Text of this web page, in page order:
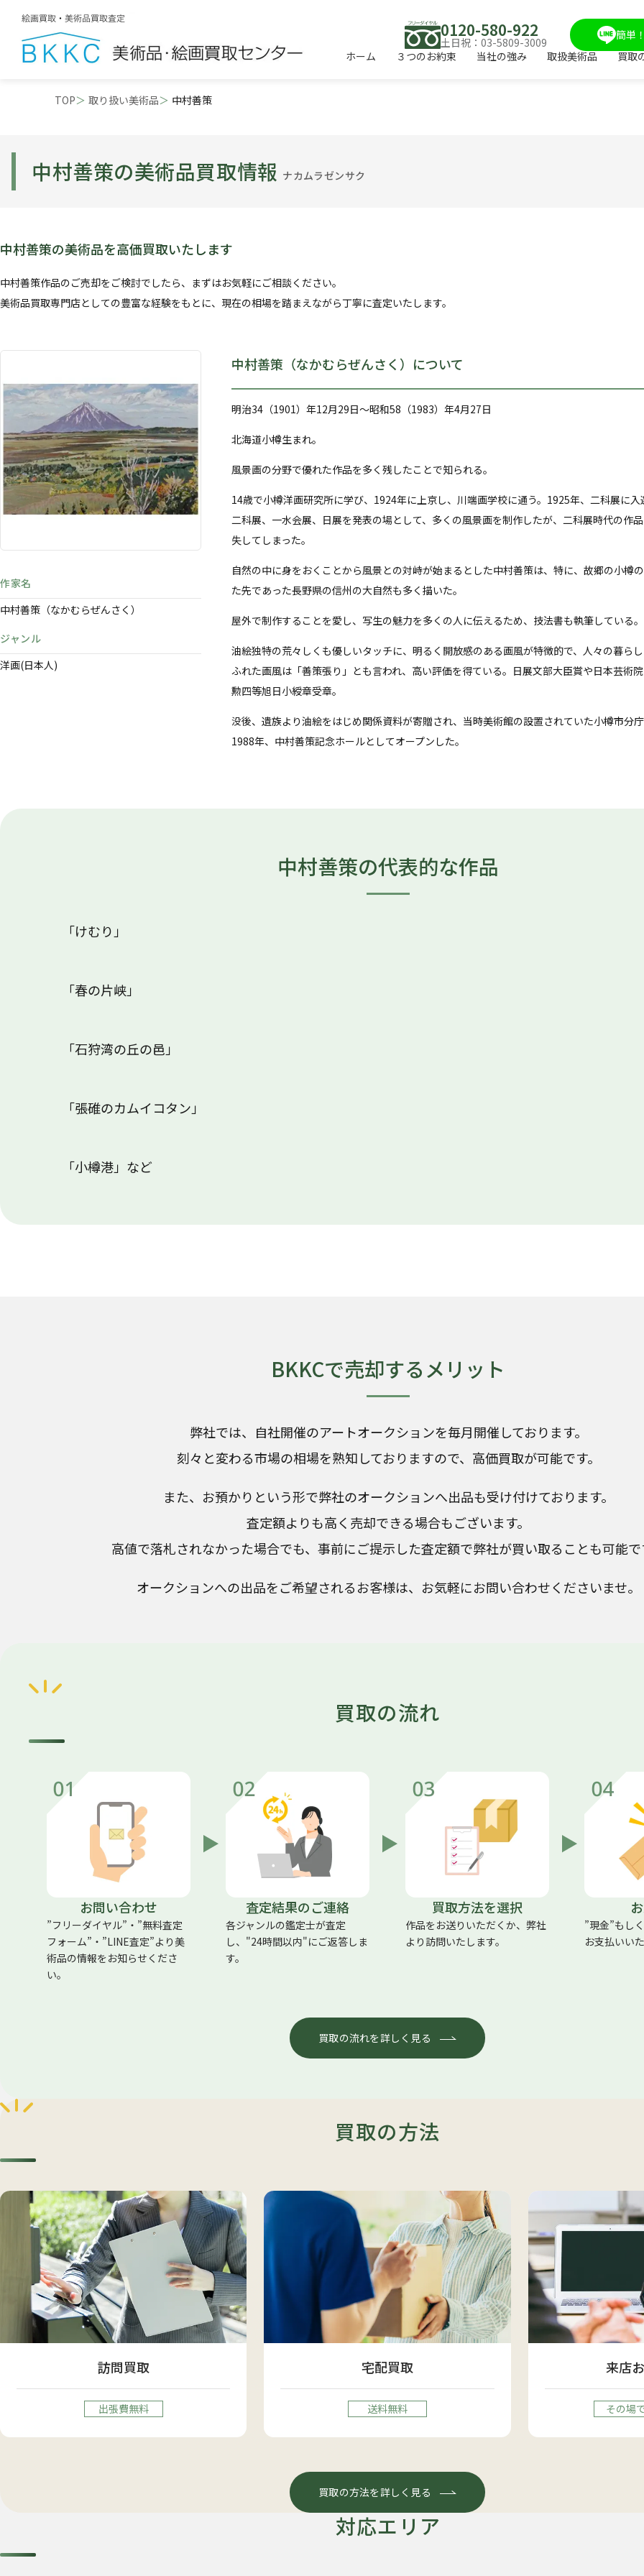
0120-580-922
土日祝：03-5809-3009
簡単
ホーム
３つのお約束 当社の強み 取扱美術品 買取
TOP 取り扱い美術品 中村善策
中村善策の美術品買取情報 ナカムラゼンサク
中村善策の美術品を高価買取いたします
中村善策作品のご売却をご検討でしたら、まずはお気軽にご相談ください。
美術品買取専門店としての豊富な経験をもとに、現在の相場を踏まえながら丁寧に査定いたします。
作家名
中村善策（なかむらぜんさく）
ジャンル
洋画(日本人)
中村善策（なかむらぜんさく）について
明治34（1901）年12月29日～昭和58（1983）年4月27日
北海道小樽生まれ。
風景画の分野で優れた作品を多く残したことで知られる。
14歳で小樽洋画研究所に学び、1924年に上京し、川端画学校に通う。1925年、二科展に
二科展、一水会展、日展を発表の場として、多くの風景画を制作したが、二科展時代の作
失してしまった。
自然の中に身をおくことから風景との対峙が始まるとした中村善策は、特に、故郷の小樽
た先であった長野県の信州の大自然も多く描いた。
屋外で制作することを愛し、写生の魅力を多くの人に伝えるため、技法書も執筆している。
油絵独特の荒々しくも優しいタッチに、明るく開放感のある画風が特徴的で、人々の暮ら
ふれた画風は「善策張り」とも言われ、高い評価を得ている。日展文部大臣賞や日本芸術
勲四等旭日小綬章受章。
没後、遺族より油絵をはじめ関係資料が寄贈され、当時美術館の設置されていた小樽市分
1988年、中村善策記念ホールとしてオープンした。
中村善策の代表的な作品
「けむり」
「春の片峡」
「石狩湾の丘の邑」
「張碓のカムイコタン」
「小樽港」など
BKKCで売却するメリット
弊社では、自社開催のアートオークションを毎月開催しております。
刻々と変わる市場の相場を熟知しておりますので、高価買取が可能です。
また、お預かりという形で弊社のオークションへ出品も受け付けております。
査定額よりも高く売却できる場合もございます。
高値で落札されなかった場合でも、事前にご提示した査定額で弊社が買い取ることも可能で
オークションへの出品をご希望されるお客様は、お気軽にお問い合わせくださいませ。
買取の流れ
お問い合わせ
”フリーダイヤル”・”無料査定
フォーム”・”LINE査定”より美
術品の情報をお知らせくださ
い。
査定結果のご連絡
各ジャンルの鑑定士が査定
し、"24時間以内"にご返答しま
す。
買取方法を選択
作品をお送りいただくか、弊社
より訪問いたします。
”現金”もし
お支払いい
買取の流れを詳しく見る
買取の方法
訪問買取
出張費無料
宅配買取
送料無料
来店
その場
買取の方法を詳しく見る
対応エリア